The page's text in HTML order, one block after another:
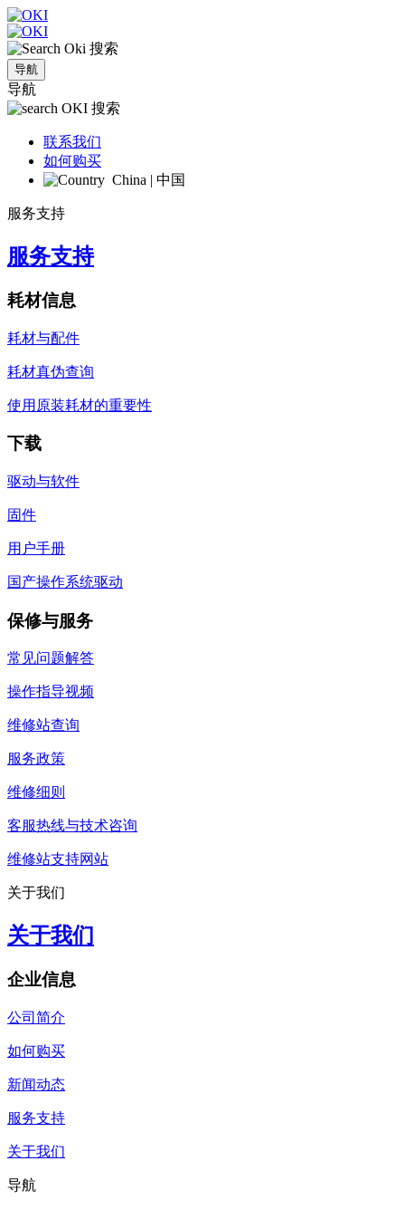
搜索
导航
导航
搜索
联系我们
如何购买
China | 中国
服务支持
服务支持
耗材信息
耗材与配件
耗材真伪查询
使用原装耗材的重要性
下载
驱动与软件
固件
用户手册
国产操作系统驱动
保修与服务
常见问题解答
操作指导视频
维修站查询
服务政策
维修细则
客服热线与技术咨询
维修站支持网站
关于我们
关于我们
企业信息
公司简介
如何购买
新闻动态
服务支持
关于我们
导航